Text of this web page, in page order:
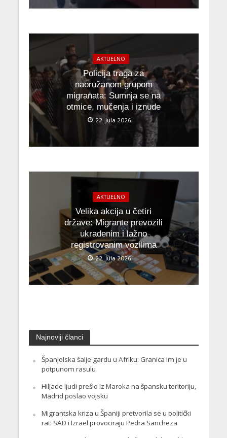
AKTUELNO
Policija traga za
naoružanom grupom
migranata: Sumnja se na
otmice, mučenja i iznude
22. Jula 2026.
AKTUELNO
Velika akcija u četiri
države: Migrante prevozili
ukradenim i lažno
registrovanim vozilima
22. Jula 2026.
Najnoviji članci
Španjolska šalje gardu u Afriku: Granica im je u
potpunom rasulu
Hiljade ljudi prešlo iz Maroka na špansku teritoriju,
Madrid poslao vojsku
Migrantska kriza u Španiji pretvorila se u politički
rat: SAD i Izrael provociraju Pedra Sancheza